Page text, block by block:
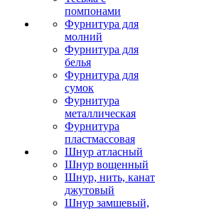
помпонами
Фурнитура для
молний
Фурнитура для
белья
Фурнитура для
сумок
Фурнитура
металлическая
Фурнитура
пластмассовая
Шнур атласный
Шнур вощенный
Шнур, нить, канат
джутовый
Шнур замшевый,